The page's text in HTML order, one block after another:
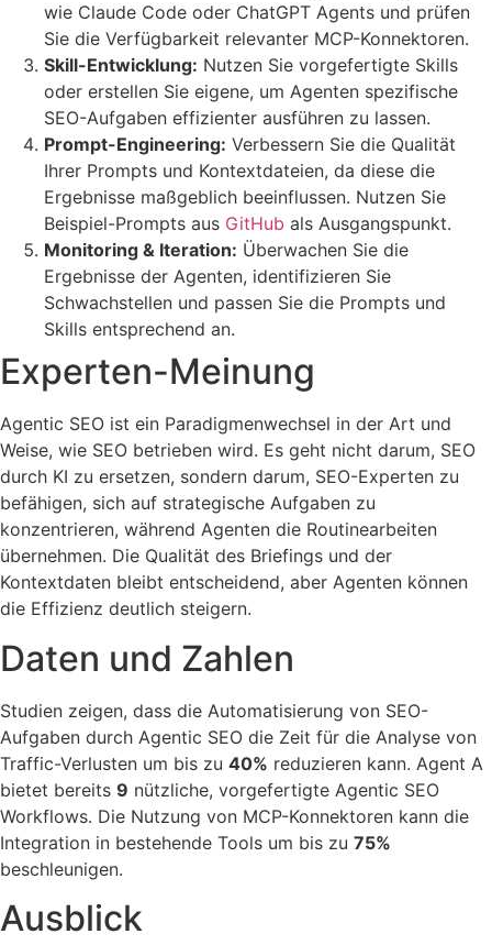
wie Claude Code oder ChatGPT Agents und prüfen
Sie die Verfügbarkeit relevanter MCP-Konnektoren.
Skill-Entwicklung: Nutzen Sie vorgefertigte Skills
oder erstellen Sie eigene, um Agenten spezifische
SEO-Aufgaben effizienter ausführen zu lassen.
Prompt-Engineering: Verbessern Sie die Qualität
Ihrer Prompts und Kontextdateien, da diese die
Ergebnisse maßgeblich beeinflussen. Nutzen Sie
Beispiel-Prompts aus GitHub als Ausgangspunkt.
Monitoring & Iteration: Überwachen Sie die
Ergebnisse der Agenten, identifizieren Sie
Schwachstellen und passen Sie die Prompts und
Skills entsprechend an.
Experten-Meinung
Agentic SEO ist ein Paradigmenwechsel in der Art und
Weise, wie SEO betrieben wird. Es geht nicht darum, SEO
durch KI zu ersetzen, sondern darum, SEO-Experten zu
befähigen, sich auf strategische Aufgaben zu
konzentrieren, während Agenten die Routinearbeiten
übernehmen. Die Qualität des Briefings und der
Kontextdaten bleibt entscheidend, aber Agenten können
die Effizienz deutlich steigern.
Daten und Zahlen
Studien zeigen, dass die Automatisierung von SEO-
Aufgaben durch Agentic SEO die Zeit für die Analyse von
Traffic-Verlusten um bis zu 40% reduzieren kann. Agent A
bietet bereits 9 nützliche, vorgefertigte Agentic SEO
Workflows. Die Nutzung von MCP-Konnektoren kann die
Integration in bestehende Tools um bis zu 75%
beschleunigen.
Ausblick